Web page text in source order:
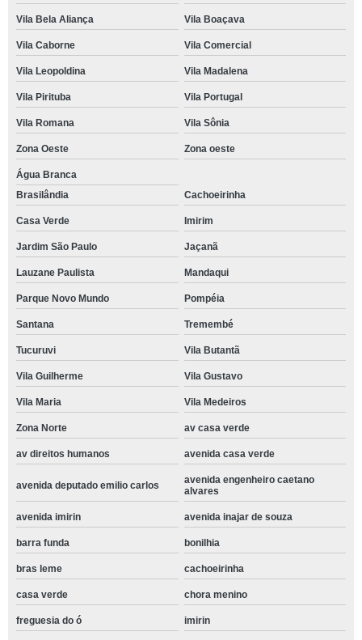
Vila Bela Aliança Vila Boaçava
Vila Caborne Vila Comercial
Vila Leopoldina Vila Madalena
Vila Pirituba Vila Portugal
Vila Romana Vila Sônia
Zona Oeste Zona oeste
Água Branca
Brasilândia
Cachoeirinha
Casa Verde Imirim
Jardim São Paulo Jaçanã
Lauzane Paulista Mandaqui
Parque Novo Mundo Pompéia
Santana Tremembé
Tucuruvi Vila Butantã
Vila Guilherme Vila Gustavo
Vila Maria Vila Medeiros
Zona Norte av casa verde
av direitos humanos avenida casa verde
avenida deputado emilio carlos
avenida engenheiro caetano
alvares
avenida imirin avenida inajar de souza
barra funda bonilhia
bras leme cachoeirinha
casa verde chora menino
freguesia do ó imirin